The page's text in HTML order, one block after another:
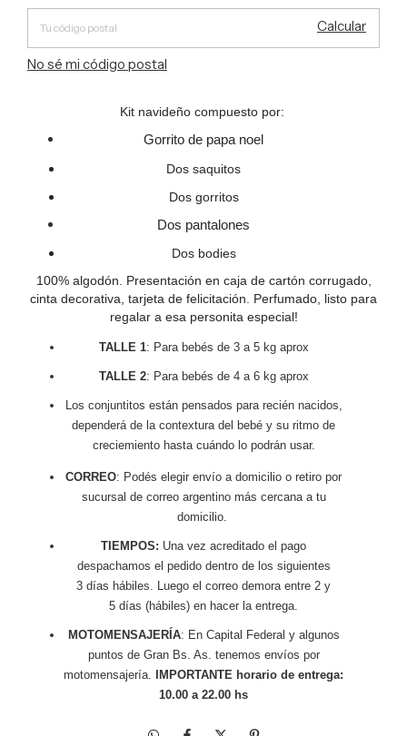
Calcular
No sé mi código postal
Kit navideño compuesto por:
Gorrito de papa noel
Dos saquitos
Dos gorritos
Dos pantalones
Dos bodies
100% algodón. Presentación en caja de cartón corrugado,
cinta decorativa, tarjeta de felicitación. Perfumado, listo para
regalar a esa personita especial!
TALLE 1: Para bebés de 3 a 5 kg aprox
TALLE 2: Para bebés de 4 a 6 kg aprox
Los conjuntitos están pensados para recién nacidos,
dependerá de la contextura del bebé y su ritmo de
creciemiento hasta cuándo lo podrán usar.
CORREO: Podés elegir envío a domicilio o retiro por
sucursal de correo argentino más cercana a tu
domicilio.
TIEMPOS: Una vez acreditado el pago
despachamos el pedido dentro de los siguientes
3 días hábiles. Luego el correo demora entre 2 y
5 días (hábiles) en hacer la entrega.
MOTOMENSAJERÍA: En Capital Federal y algunos
puntos de Gran Bs. As. tenemos envíos por
motomensajería.
IMPORTANTE horario de entrega:
10.00 a 22.00 hs